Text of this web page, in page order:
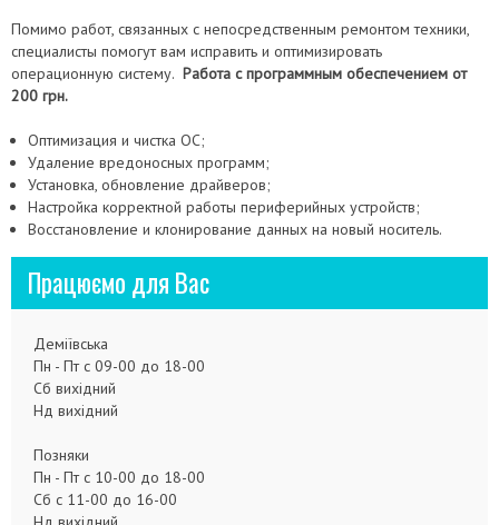
Помимо работ, связанных с непосредственным ремонтом техники,
специалисты помогут вам исправить и оптимизировать
операционную систему. Работа с программным обеспечением от
200 грн.
Оптимизация и чистка ОС;
Удаление вредоносных программ;
Установка, обновление драйверов;
Настройка корректной работы периферийных устройств;
Восстановление и клонирование данных на новый носитель.
Працюємо для Вас
Деміївська
Пн - Пт с 09-00 до 18-00
Сб вихідний
Нд вихідний
Позняки
Пн - Пт с 10-00 до 18-00
Сб с 11-00 до 16-00